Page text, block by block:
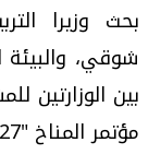
بحث وزيرا
شوقي،
مؤتمر المناخ "COP 27"